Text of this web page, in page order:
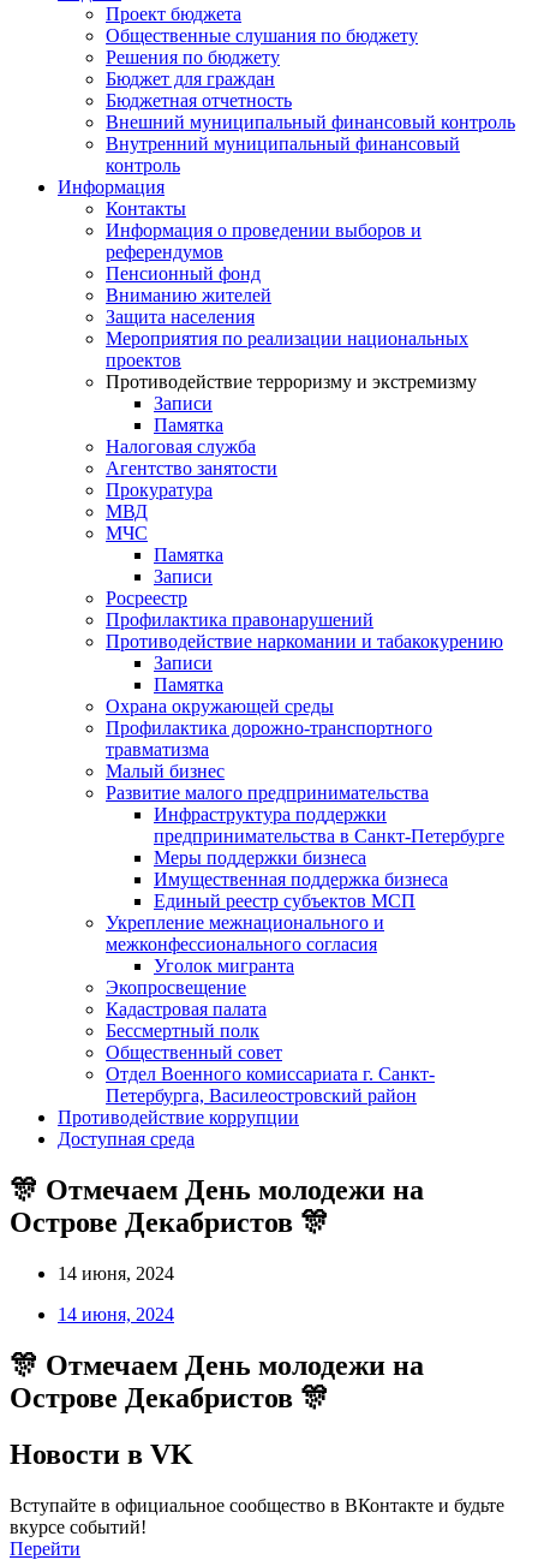
Проект бюджета
Общественные слушания по бюджету
Решения по бюджету
Бюджет для граждан
Бюджетная отчетность
Внешний муниципальный финансовый контроль
Внутренний муниципальный финансовый
контроль
Информация
Контакты
Информация о проведении выборов и
референдумов
Пенсионный фонд
Вниманию жителей
Защита населения
Мероприятия по реализации национальных
проектов
Противодействие терроризму и экстремизму
Записи
Памятка
Налоговая служба
Агентство занятости
Прокуратура
МВД
МЧС
Памятка
Записи
Росреестр
Профилактика правонарушений
Противодействие наркомании и табакокурению
Записи
Памятка
Охрана окружающей среды
Профилактика дорожно-транспортного
травматизма
Малый бизнес
Развитие малого предпринимательства
Инфраструктура поддержки
предпринимательства в Санкт-Петербурге
Меры поддержки бизнеса
Имущественная поддержка бизнеса
Единый реестр субъектов МСП
Укрепление межнационального и
межконфессионального согласия
Уголок мигранта
Экопросвещение
Кадастровая палата
Бессмертный полк
Общественный совет
Отдел Военного комиссариата г. Санкт-
Петербурга, Василеостровский район
Противодействие коррупции
Доступная среда
🎊 Отмечаем День молодежи на
Острове Декабристов 🎊
14 июня, 2024
14 июня, 2024
🎊 Отмечаем День молодежи на
Острове Декабристов 🎊
Новости в VK
Вступайте в официальное сообщество в ВКонтакте и будьте
вкурсе событий!
Перейти